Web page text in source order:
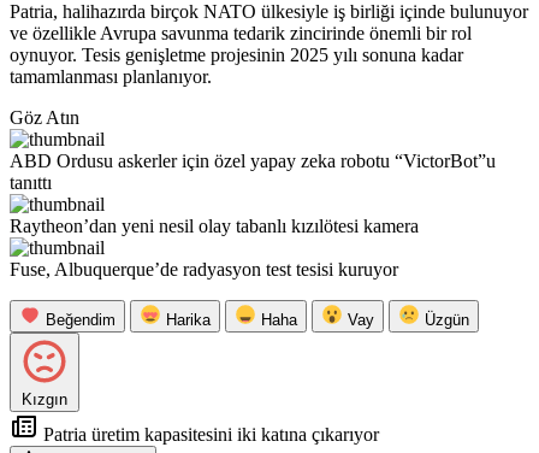
Patria, halihazırda birçok NATO ülkesiyle iş birliği içinde bulunuyor
ve özellikle Avrupa savunma tedarik zincirinde önemli bir rol
oynuyor. Tesis genişletme projesinin 2025 yılı sonuna kadar
tamamlanması planlanıyor.
Göz Atın
ABD Ordusu askerler için özel yapay zeka robotu “VictorBot”u
tanıttı
Raytheon’dan yeni nesil olay tabanlı kızılötesi kamera
Fuse, Albuquerque’de radyasyon test tesisi kuruyor
Beğendim Harika Haha Vay Üzgün
Kızgın
Patria üretim kapasitesini iki katına çıkarıyor